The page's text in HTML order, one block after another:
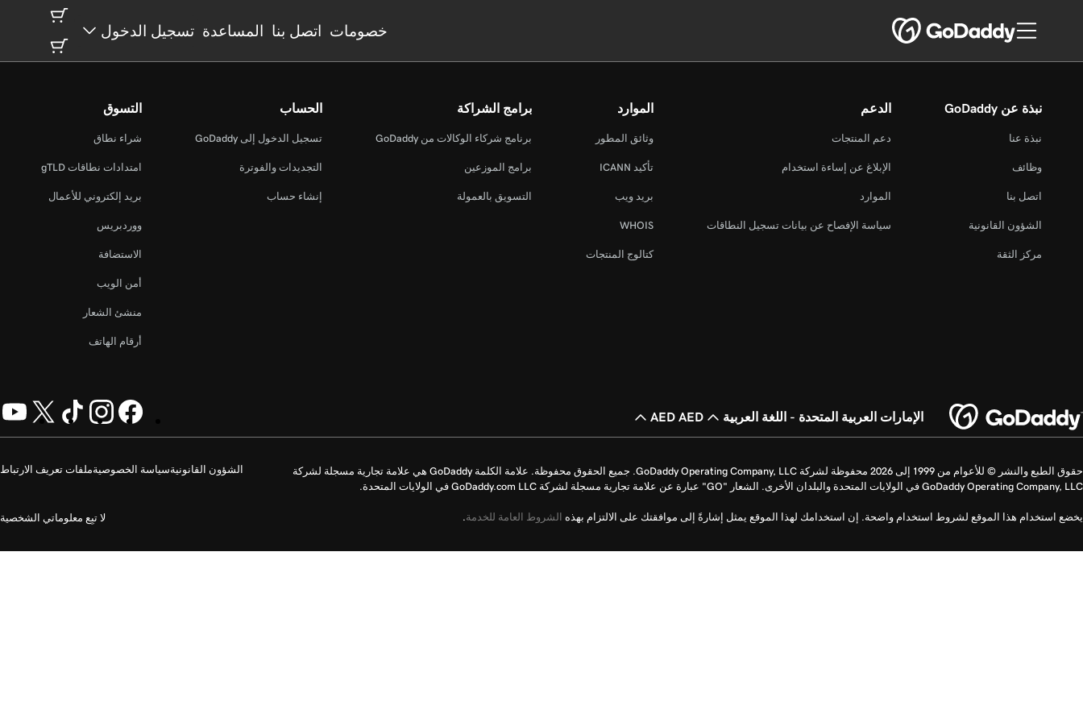
خصومات اتصل بنا المساعدة تسجيل الدخول
نبذة عن GoDaddy
نبذة عنا
وظائف
اتصل بنا
الشؤون القانونية
مركز الثقة
الدعم
دعم المنتجات
الإبلاغ عن إساءة استخدام
الموارد
سياسة الإفصاح عن بيانات تسجيل النطاقات
الموارد
وثائق المطور
تأكيد ICANN
بريد ويب
WHOIS
كتالوج المنتجات
برامج الشراكة
برنامج شركاء الوكالات من GoDaddy
برامج الموزعين
التسويق بالعمولة
الحساب
تسجيل الدخول إلى GoDaddy
التجديدات والفوترة
إنشاء حساب
التسوق
شراء نطاق
امتدادات نطاقات gTLD
بريد إلكتروني للأعمال
ووردبريس
الاستضافة
أمن الويب
منشئ الشعار
أرقام الهاتف
الإمارات العربية المتحدة - اللغة العربية AED AED
الشؤون القانونيةسياسة الخصوصيةملفات تعريف الارتباط
لا تبِع معلوماتي الشخصية
حقوق الطبع والنشر © للأعوام من 1999 إلى 2026 محفوظة لشركة GoDaddy Operating Company, LLC. جميع الحقوق محفوظة. علامة الكلمة GoDaddy هي علامة تجارية مسجلة لشركة
GoDaddy Operating Company, LLC في الولايات المتحدة والبلدان الأخرى. الشعار "GO" عبارة عن علامة تجارية مسجلة لشركة GoDaddy.com LLC في الولايات المتحدة.
يخضع استخدام هذا الموقع لشروط استخدام واضحة. إن استخدامك لهذا الموقع يمثل إشارةً إلى موافقتك على الالتزام بهذه الشروط العامة للخدمة.